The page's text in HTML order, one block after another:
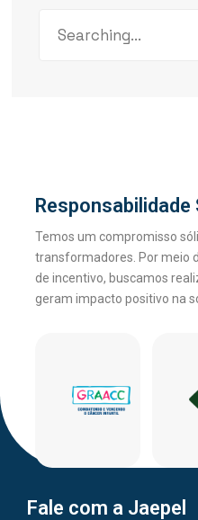
Responsabilidade
Temos um compromisso
transformadores. Por meio
de incentivo, buscamos
geram impacto positivo na
Fale com a Jaepel